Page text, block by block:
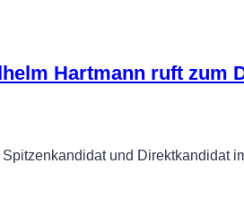
Hartmann ruft zum
und Direktkandidat